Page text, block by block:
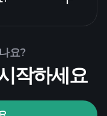
추천된 중개인
요?
작하세요